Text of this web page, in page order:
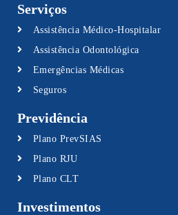
Serviços
Assistência Médico-Hospitalar
Assistência Odontológica
Emergências Médicas
Seguros
Previdência
Plano PrevSIAS
Plano RJU
Plano CLT
Investimentos